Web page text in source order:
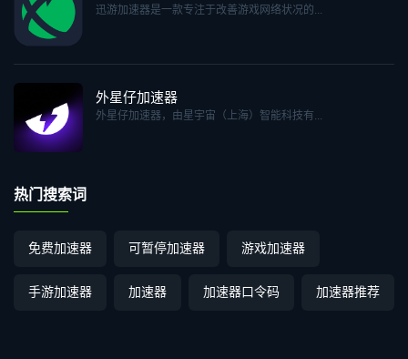
迅游加速器是一款专注于改善游戏网络状况的...
外星仔加速器
外星仔加速器，由星宇宙（上海）智能科技有...
热门搜索词
免费加速器 可暂停加速器 游戏加速器
手游加速器 加速器 加速器口令码 加速器推荐